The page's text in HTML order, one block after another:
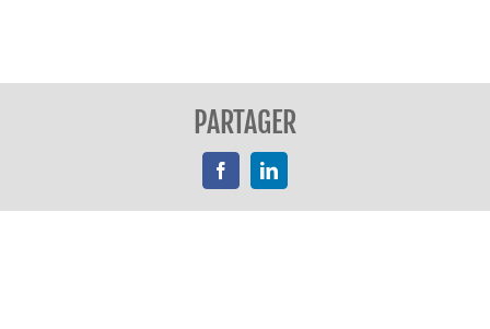
PARTAGER
FacebookLinkedIn